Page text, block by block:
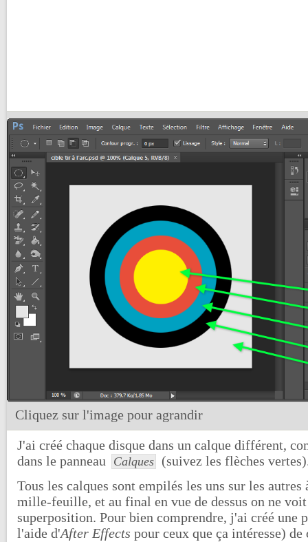
Cliquez sur l'image pour agrandir
J'ai créé chaque disque dans un calque différent,
dans le panneau
Calques (suivez les flèches
Tous les calques sont empilés les uns sur les autres
mille-feuille, et au final en vue de dessus on ne
superposition. Pour bien comprendre, j'ai créé une
l'aide d'After Effects pour ceux que ça intéresse)